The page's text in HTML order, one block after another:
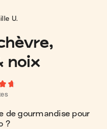
noix
de gourmandise pour
?
U.